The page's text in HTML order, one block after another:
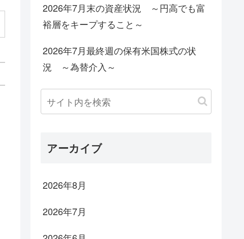
2026年7月末の資産状況 ～円高でも富
裕層をキープすること～
2026年7月最終週の保有米国株式の状
況 ～為替介入～
アーカイブ
2026年8月
2026年7月